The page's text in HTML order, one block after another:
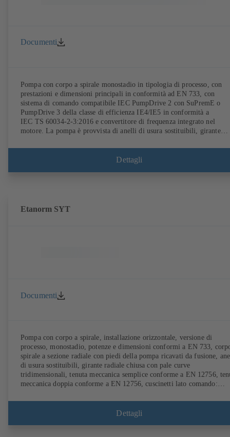
Documenti
Pompa con corpo a spirale monostadio in tipologia di processo, con
prestazioni e dimensioni principali in conformità ad EN 733, con
sistema di comando compatibile IEC PumpDrive 2 con SuPremE o
PumpDrive 3 della classe di efficienza IE4/IE5 in conformità a
IEC TS 60034-2-3:2016 e convertitore di frequenza integrato nel
motore. La pompa è provvista di anelli di usura sostituibili, girante
tenuta meccanica doppia conformi ad EN 12756, albero nella zona
tenuta con bussola di protezione sostituibile. La tipologia di processo
requisiti di efficienza delle direttive ErP.
Dettagli
Etanorm SYT
Documenti
Pompa con corpo a spirale, installazione orizzontale, versione di
processo, monostadio, potenze e dimensioni conformi a EN 733,
spirale a sezione radiale con piedi della pompa ricavati da fusione,
di usura sostituibili, girante radiale chiusa con pale curve
tridimensionali, tenuta meccanica semplice conforme a EN 12756,
meccanica doppia conforme a EN 12756, cuscinetti lato comando:
motore KSB SuPremE senza magneti (eccezione: le grandezze
costruttive del motore 0,55 kW / 0,75 kW con 1500 giri/min sono
Dettagli